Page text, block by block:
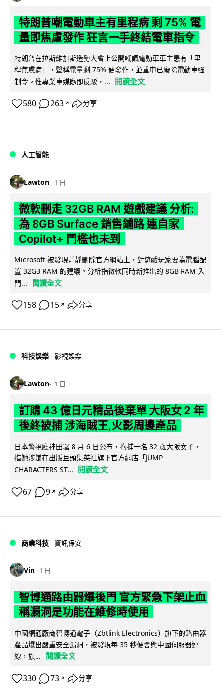
特朗普嘲電動車主有里程病 剩 75% 電
量即焦慮發作 狂言一手終結電車指令
特朗普在拉斯維加斯造勢大會上公開嘲諷電動車車主患有「里
程焦慮病」，聲稱電量剩 75% 便發作，並重申已廢除電動車強
制令。惟專業車媒隨即反駁，...
閱讀全文
580 263 ↗ 分享
人工智能
Lawton 1 日
微軟刪走 32GB RAM 遊戲建議 分析:
為 8GB Surface 銷售鋪路 連自家
Copilot+ 門檻也未到
Microsoft 被發現靜靜刪除官方網站上，對遊戲玩家要為電腦配
置 32GB RAM 的建議。分析指微軟同時新推出的 8GB RAM 入
門...
閱讀全文
158 15 ↗ 分享
科技娛樂 影視娛樂
Lawton 1 日
訂購 43 億日元精品後棄單 大阪女 2 年
後終被捕 涉海賊王,火影周邊產品
日本警視廳神田署 8 月 6 日公布，拘捕一名 32 歲大阪女子，
指她涉嫌在出版巨頭集英社旗下官方網店「JUMP
CHARACTERS ST...
閱讀全文
67 9 ↗ 分享
商業科技 資訊保安
Vin 1 日
智博通路由器爆後門 官方緊急下架止血
稱漏洞是功能在維修時使用
中國網通廠商智博通電子（Zbtlink Electronics）旗下的路由器
產品爆出嚴重安全漏洞，被發現每 35 秒便會與中國伺服器連
線，旗...
閱讀全文
330 73 ↗ 分享